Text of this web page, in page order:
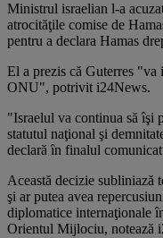
Ministrul israelian l-a
atrocităţile comise de
pentru a declara Hamas
El a prezis că Guterres "va
ONU", potrivit i24News.
"Israelul va continua să îşi
statutul naţional şi
declară în finalul
Această decizie subliniază
şi ar putea avea
diplomatice internaţionale
Orientul Mijlociu, notează